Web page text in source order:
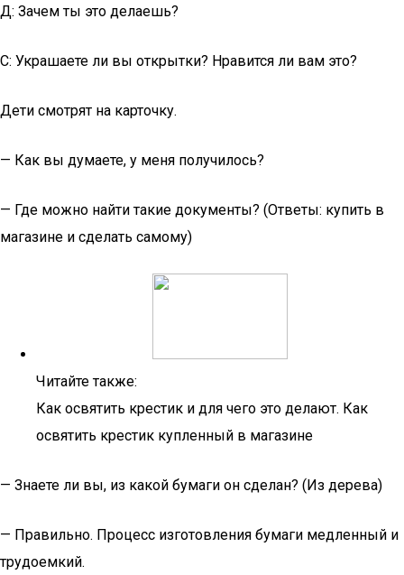
Д: Зачем ты это делаешь?
С: Украшаете ли вы открытки? Нравится ли вам это?
Дети смотрят на карточку.
— Как вы думаете, у меня получилось?
— Где можно найти такие документы? (Ответы: купить в
магазине и сделать самому)
Читайте также:
Как освятить крестик и для чего это делают. Как
освятить крестик купленный в магазине
— Знаете ли вы, из какой бумаги он сделан? (Из дерева)
— Правильно. Процесс изготовления бумаги медленный и
трудоемкий.